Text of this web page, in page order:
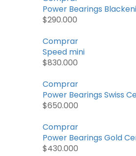
Power Bearings
$290.000
Comprar
Speed mini
$830.000
Comprar
Power Bearings Swiss
$650.000
Comprar
Power Bearings Gold
$430.000